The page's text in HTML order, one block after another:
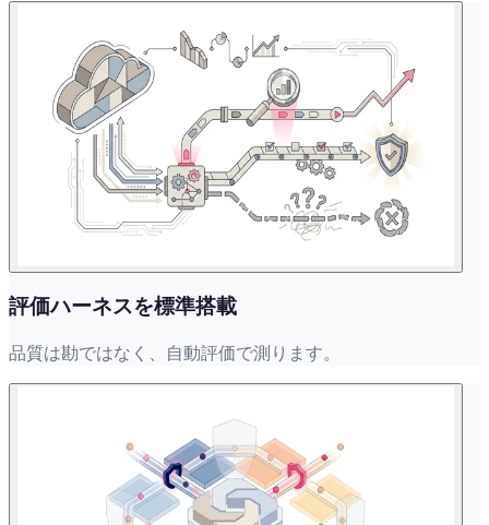
評価ハーネスを標準搭載
品質は勘ではなく、自動評価で測ります。